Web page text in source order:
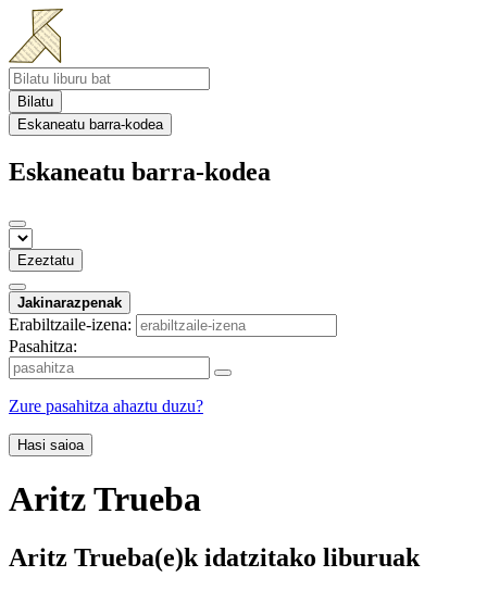
Bilatu
Eskaneatu barra-kodea
Eskaneatu barra-kodea
Ezeztatu
Jakinarazpenak
Erabiltzaile-izena:
Pasahitza:
Zure pasahitza ahaztu duzu?
Hasi saioa
Aritz Trueba
Aritz Trueba(e)k idatzitako liburuak